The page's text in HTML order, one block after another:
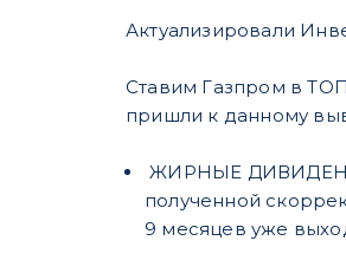
Актуализировали
Ставим Газпром в
пришли к данному
ЖИРНЫЕ
полученной
9 месяцев уже